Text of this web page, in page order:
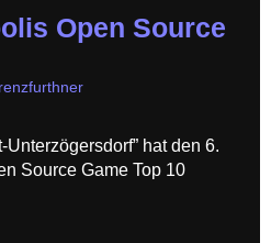
Open Source
Unterzögersdorf” hat den 6.
Source Game Top 10